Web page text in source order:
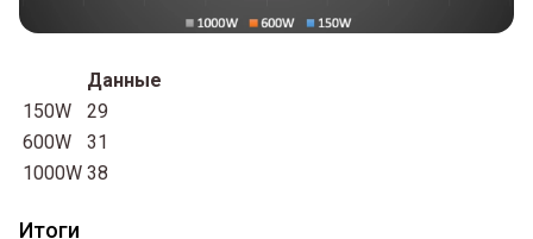
Данные
150W
29
600W
31
1000W 38
Итоги